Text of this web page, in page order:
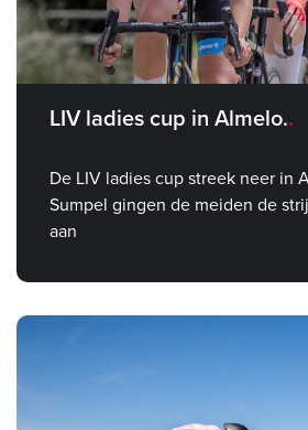
LIV ladies cup in Almelo.
De LIV ladies cup streek neer in
Sumpel gingen de meiden de
aan